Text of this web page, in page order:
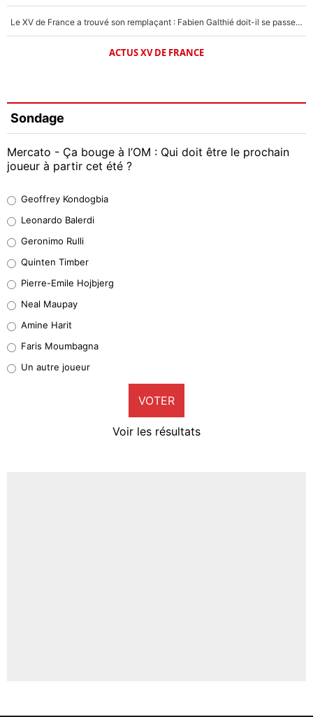
Le XV de France a trouvé son remplaçant : Fabien Galthié doit-il se passer d'Antoine Dupont ?
ACTUS XV DE FRANCE
Sondage
Mercato - Ça bouge à l’OM : Qui doit être le prochain
joueur à partir cet été ?
38%
32%
5%
1%
9%
Geoffrey Kondogbia
Leonardo Balerdi
Geronimo Rulli
Quinten Timber
Pierre-Emile Hojbjerg
Neal Maupay
Amine Harit
Faris Moumbagna
Un autre joueur
VOTER
Voir les résultats